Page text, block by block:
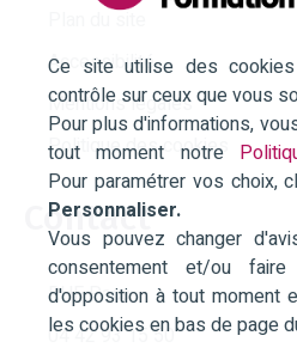
Ce site utilise des
contrôle sur ceux que vous
Pour plus d'informations,
tout moment notre
Pour paramétrer vos choix,
Personnaliser.
Vous pouvez changer
consentement et/ou
d'opposition à tout moment
les cookies en bas de page
Julie MORI - Site principal
DB CONSEIL - Site
AGALIS - Site principal
BS Strategy - Site
FARE - Site principal
ISOMORPH - Site
FSSI PACA - Site
FREDON PACA - Site
Plan du site
Accessibilité
Mentions légales
Politique des cookies
Contact
RHF Paca
04 42 93 15 50